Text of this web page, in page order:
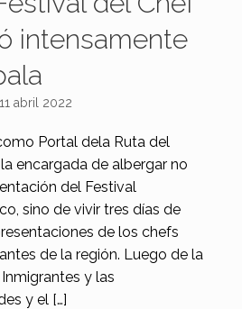
intensamente
11 abril 2022
Portal dela Ruta del
encargada de albergar no
del Festival
sino de vivir tres días de
de los chefs
de la región. Luego de la
y las
y el […]